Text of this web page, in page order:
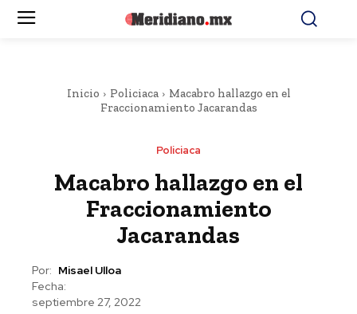
Inicio Policiaca
Macabro hallazgo en el
Fraccionamiento Jacarandas
Policiaca
Macabro hallazgo en el
Fraccionamiento
Jacarandas
Por: Misael Ulloa
Fecha:
septiembre 27, 2022